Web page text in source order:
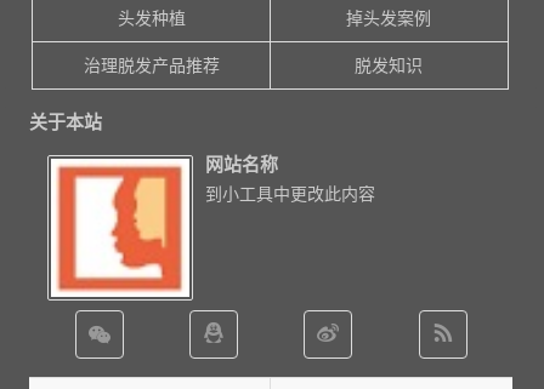
头发种植 掉头发案例
治理脱发产品推荐 脱发知识
关于本站
网站名称
到小工具中更改此内容